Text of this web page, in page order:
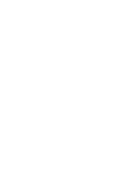
finne den ideelle